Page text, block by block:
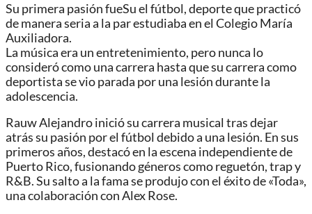
Su primera pasión fueSu el fútbol, ​​deporte que practicó
de manera seria a la par estudiaba en el Colegio María
Auxiliadora.
La música era un entretenimiento, pero nunca lo
consideró como una carrera hasta que su carrera como
deportista se vio parada por una lesión durante la
adolescencia.
Rauw Alejandro inició su carrera musical tras dejar
atrás su pasión por el fútbol debido a una lesión. En sus
primeros años, destacó en la escena independiente de
Puerto Rico, fusionando géneros como reguetón, trap y
R&B. Su salto a la fama se produjo con el éxito de «Toda»,
una colaboración con Alex Rose.